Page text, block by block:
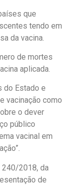
que
tendo em
da vacina.
de mortes
aplicada.
do Estado e
vacinação como
o dever
público
vacinal em
240/2018, da
de